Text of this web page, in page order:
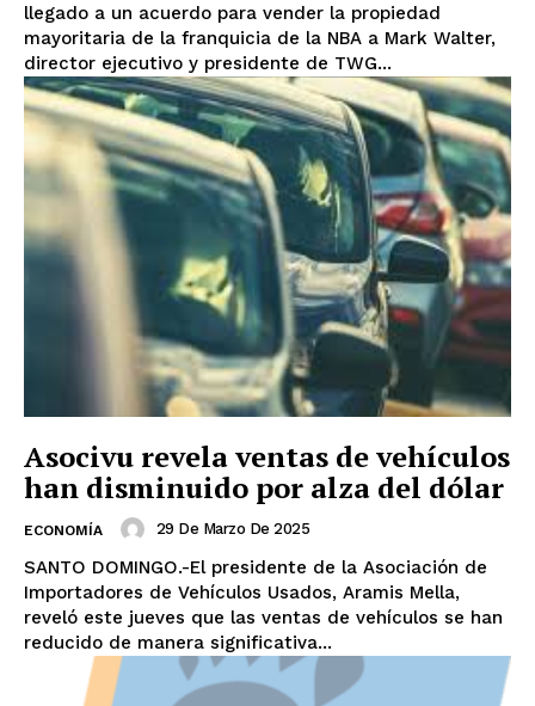
llegado a un acuerdo para vender la propiedad
mayoritaria de la franquicia de la NBA a Mark Walter,
director ejecutivo y presidente de TWG...
Asocivu revela ventas de vehículos
han disminuido por alza del dólar
ECONOMÍA 29 De Marzo De 2025
SANTO DOMINGO.-El presidente de la Asociación de
Importadores de Vehículos Usados, Aramis Mella,
reveló este jueves que las ventas de vehículos se han
reducido de manera significativa...